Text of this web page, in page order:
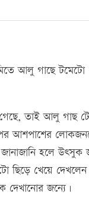
আলু গাছে টমেটো
তাই আলু গাছ
আশপাশের
জানাজানি হলে
ছিড়ে খেয়ে
জন্যে।